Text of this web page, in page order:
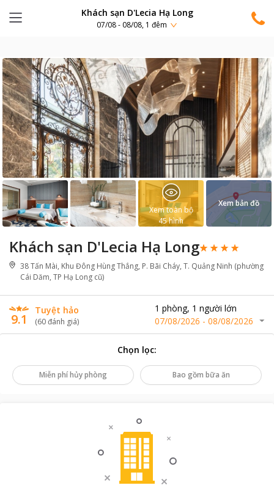
Khách sạn D'Lecia Hạ Long
07/08 - 08/08, 1 đêm
Khách sạn D'Lecia Hạ Long
38 Tấn Mài, Khu Đông Hùng Thắng, P. Bãi Cháy, T. Quảng Ninh (phường
Cái Dăm, TP Hạ Long cũ)
9.1
Tuyệt hảo
(60đánh giá)
1 phòng, 1 người lớn
07/08/2026 - 08/08/2026
Xem toàn bộ
45hình
Xem bản đồ
Chọn lọc:
Miễn phí hủy phòng Bao gồm bữa ăn